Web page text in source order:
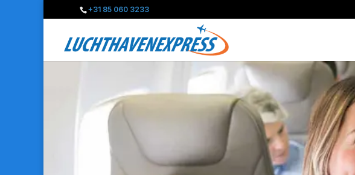
+31 85 060 3233